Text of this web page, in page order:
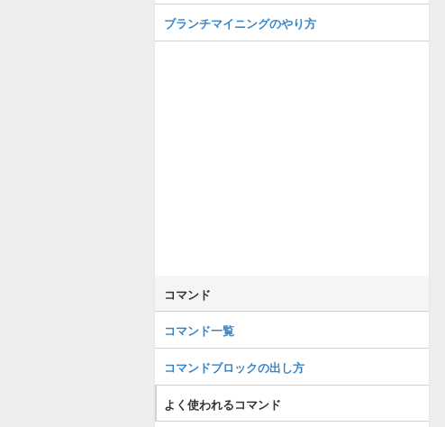
ブランチマイニングのやり方
コマンド
コマンド一覧
コマンドブロックの出し方
よく使われるコマンド